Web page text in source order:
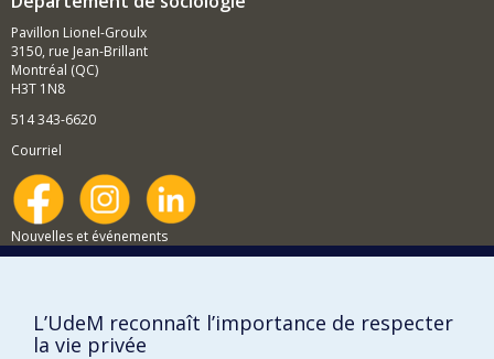
universitaires et professionnels.
Ma démarche de recherche s’inscrit également dans le
cadre d’une réflexion critique sur l’État social comme lieu
d’expérimentation de nouveaux rapports entre les
Pavillon Lionel-Groulx
3150, rue Jean-Brillant
Montréal (QC)
H3T 1N8
514 343-6620
Courriel
Nouvelles et événements
BESOIN D'AIDE?
Plan du site
L’UdeM reconnaît l’importance de respecter
la vie privée